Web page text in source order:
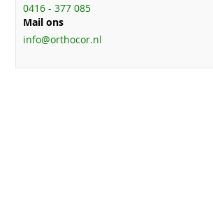
0416 - 377 085
Mail ons
info@orthocor.nl